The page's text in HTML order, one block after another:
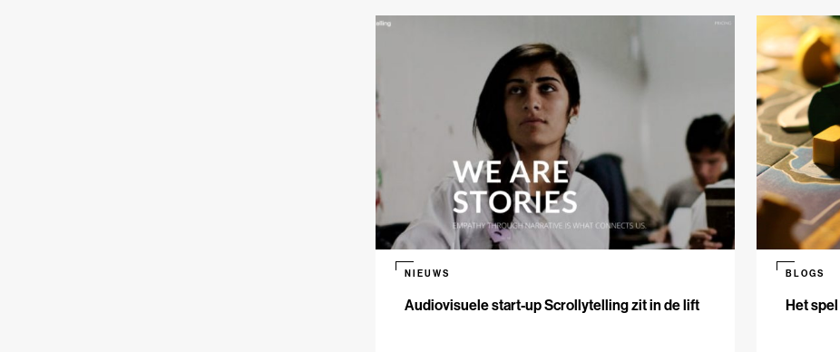
Audiovisuele start-up Scrollytelling zit in de lift
NIEUWS
Het
BLOGS